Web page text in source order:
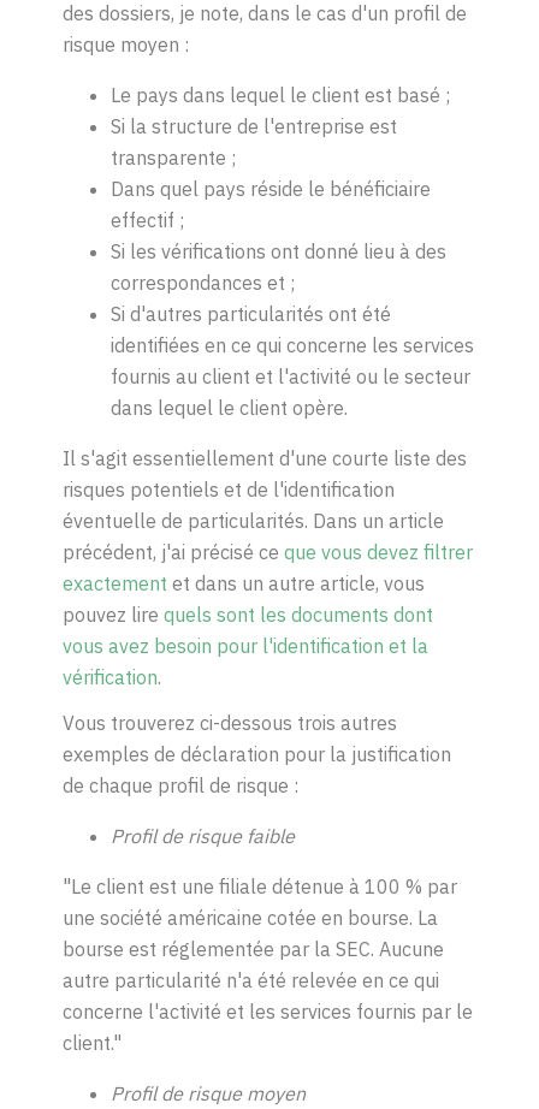
des dossiers, je note, dans le cas d'un profil de
risque moyen :
Le pays dans lequel le client est basé ;
Si la structure de l'entreprise est
transparente ;
Dans quel pays réside le bénéficiaire
effectif ;
Si les vérifications ont donné lieu à des
correspondances et ;
Si d'autres particularités ont été
identifiées en ce qui concerne les services
fournis au client et l'activité ou le secteur
dans lequel le client opère.
Il s'agit essentiellement d'une courte liste des
risques potentiels et de l'identification
éventuelle de particularités. Dans un article
précédent, j'ai précisé ce que vous devez filtrer
exactement et dans un autre article, vous
pouvez lire quels sont les documents dont
vous avez besoin pour l'identification et la
vérification.
Vous trouverez ci-dessous trois autres
exemples de déclaration pour la justification
de chaque profil de risque :
Profil de risque faible
"Le client est une filiale détenue à 100 % par
une société américaine cotée en bourse. La
bourse est réglementée par la SEC. Aucune
autre particularité n'a été relevée en ce qui
concerne l'activité et les services fournis par le
client."
Profil de risque moyen